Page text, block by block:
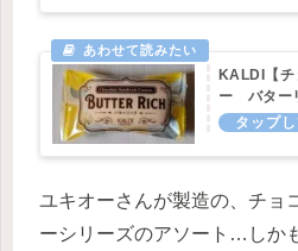
KALDI【チ
ー バター
ユキオーさんが製造の、チョ
ーシリーズのアソート…しか